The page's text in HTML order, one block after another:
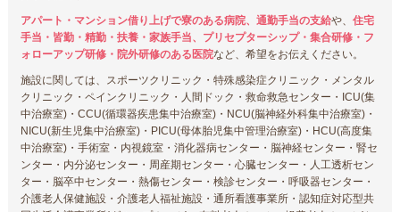
アパート・マンション借り上げで寮のある病院、通勤手当の支給や、 住宅
手当・皆勤・精勤・扶養・家族手当、プリセプターシップ・集合研修・フ
ォローアップ研修・院外研修のある医院など、希望をお伝えください。
施設に関しては、スポーツクリニック・特殊感染症クリニック・メンタル
クリニック・ペインクリニック・人間ドック・救命救急センター・ICU(集
中治療室)・CCU(循環器疾患集中治療室)・NCU(脳神経外科集中治療室)・
NICU(新生児集中治療室)・PICU(母体胎児集中管理治療室)・HCU(高度集
中治療室)・手術室・内視鏡室・消化器病センター・脳神経センター・腎セ
ンター・内分泌センター・周産期センター・心臓センター・人工透析セン
ター・脳卒中センター・熱傷センター・検診センター・呼吸器センター・
介護老人保健施設・介護老人福祉施設・通所看護事業所・認知症対応型共